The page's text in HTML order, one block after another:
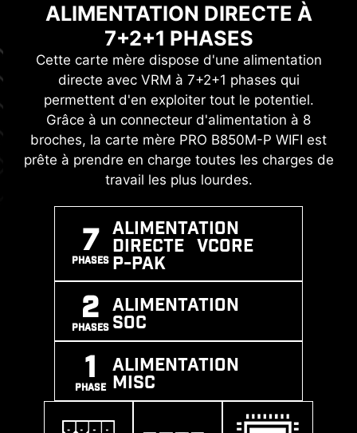
ALIMENTATION DIRECTE À
7+2+1 PHASES
Cette carte mère dispose d'une alimentation
directe avec VRM à 7+2+1 phases qui
permettent d'en exploiter tout le potentiel.
Grâce à un connecteur d'alimentation à 8
broches, la carte mère PRO B850M-P WIFI est
prête à prendre en charge toutes les charges de
travail les plus lourdes.
7
PHASES
ALIMENTATION
DIRECTE Vcore
P-PAK
2
PHASES
ALIMENTATION
SOC
1
PHASE
ALIMENTATION
MISC
SUPPORT DE LA NORME DDR5
DERNIÈRE GÉNÉRATION
Faites un bond en avant en termes de
performances de mémoire grâce à la norme
DDR5 ! En associant un processus de soudage
CMS (composants montés en surface) avancé
et la technologie MSI Memory Boost, la carte
mère PRO B850M-P WIFI est prête à totalement
redéfinir les performances mémoire.
SUPPORT
EXPO / A-
XMP
MEMORY
BOOST
SOUDAGE
DIODES DE SUPPRESSION DE
TENSIONS TRANSITOIRES
Les diodes de suppression de tensions
transitoires (ou TVS) sont des composants de
protection contre la surtension. Tous les
modèles de cartes mères MSI sont équipés de
diodes Transil. Quand la tension augmente de
manière anormale, les diodes Transil passent
d'un état de haute résistance à un état de
faible résistance, et dévient alors la tension
excessive vers la terre. Cela aide à protéger le
circuit contre les dommages causés par la
surtension.